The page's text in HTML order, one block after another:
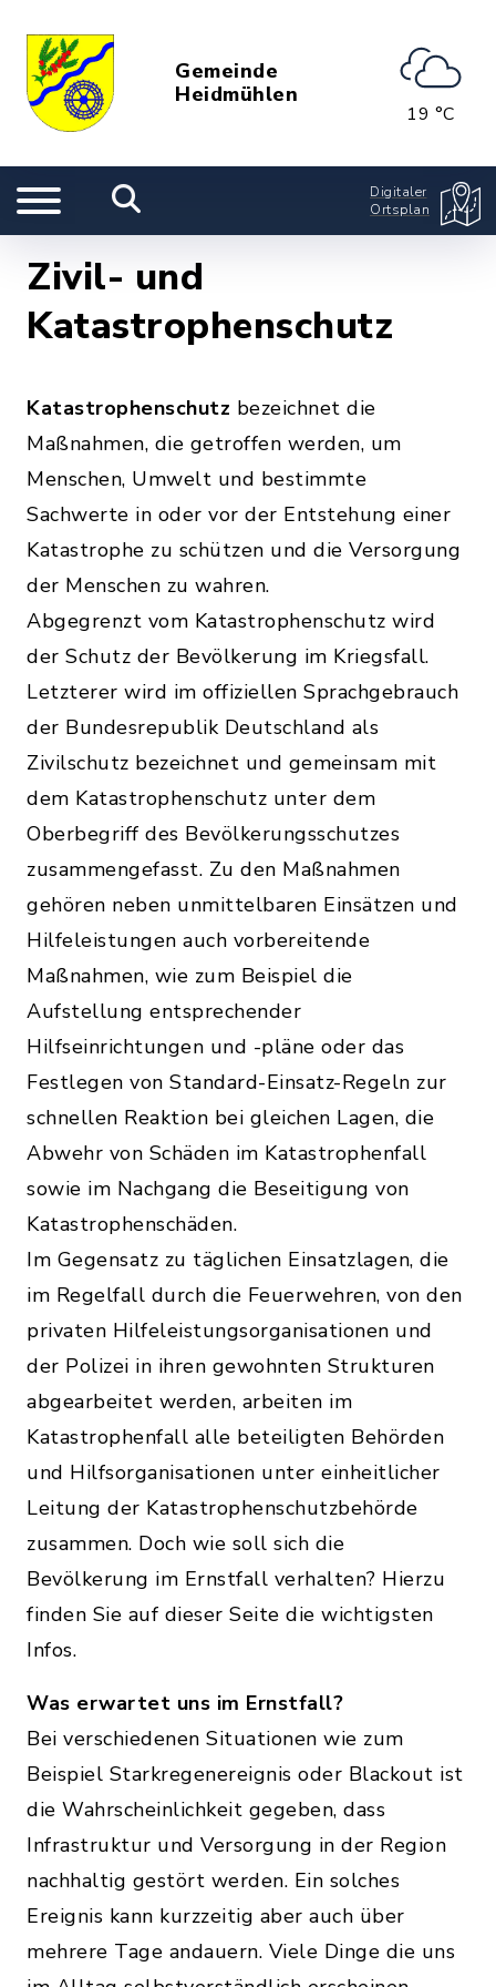
Gemeinde
Heidmühlen
19 °C
Digitaler
Ortsplan
Zivil- und
Katastrophenschutz
Katastrophenschutz bezeichnet die
Maßnahmen, die getroffen werden, um
Menschen, Umwelt und bestimmte
Sachwerte in oder vor der Entstehung einer
Katastrophe zu schützen und die Versorgung
der Menschen zu wahren.
Abgegrenzt vom Katastrophenschutz wird
der Schutz der Bevölkerung im Kriegsfall.
Letzterer wird im offiziellen Sprachgebrauch
der Bundesrepublik Deutschland als
Zivilschutz bezeichnet und gemeinsam mit
dem Katastrophenschutz unter dem
Oberbegriff des Bevölkerungsschutzes
zusammengefasst. Zu den Maßnahmen
gehören neben unmittelbaren Einsätzen und
Hilfeleistungen auch vorbereitende
Maßnahmen, wie zum Beispiel die
Aufstellung entsprechender
Hilfseinrichtungen und -pläne oder das
Festlegen von Standard-Einsatz-Regeln zur
schnellen Reaktion bei gleichen Lagen, die
Abwehr von Schäden im Katastrophenfall
sowie im Nachgang die Beseitigung von
Katastrophenschäden.
Im Gegensatz zu täglichen Einsatzlagen, die
im Regelfall durch die Feuerwehren, von den
privaten Hilfeleistungsorganisationen und
der Polizei in ihren gewohnten Strukturen
abgearbeitet werden, arbeiten im
Katastrophenfall alle beteiligten Behörden
und Hilfsorganisationen unter einheitlicher
Leitung der Katastrophenschutzbehörde
zusammen. Doch wie soll sich die
Bevölkerung im Ernstfall verhalten? Hierzu
finden Sie auf dieser Seite die wichtigsten
Infos.
Was erwartet uns im Ernstfall?
Bei verschiedenen Situationen wie zum
Beispiel Starkregenereignis oder Blackout ist
die Wahrscheinlichkeit gegeben, dass
Infrastruktur und Versorgung in der Region
nachhaltig gestört werden. Ein solches
Ereignis kann kurzzeitig aber auch über
mehrere Tage andauern. Viele Dinge die uns